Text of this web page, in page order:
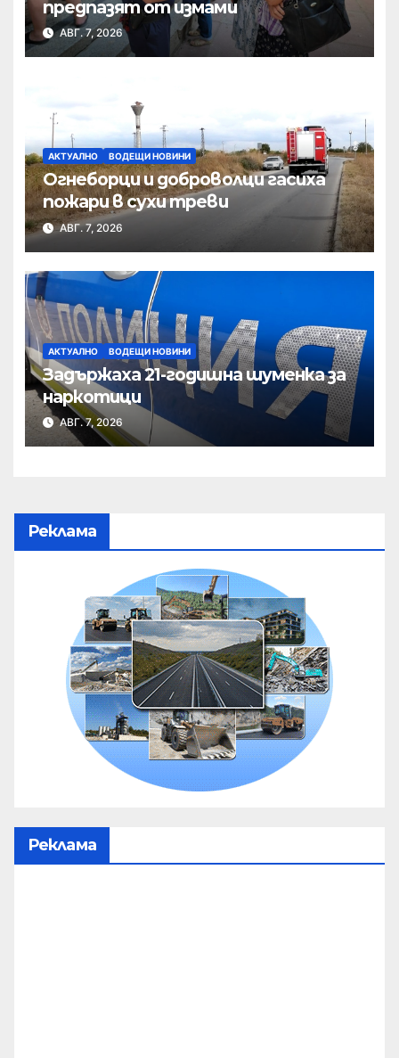
предпазят от измами
АВГ. 7, 2026
АКТУАЛНО ВОДЕЩИ НОВИНИ
Огнеборци и доброволци гасиха
пожари в сухи треви
АВГ. 7, 2026
АКТУАЛНО ВОДЕЩИ НОВИНИ
Задържаха 21-годишна шуменка за
наркотици
АВГ. 7, 2026
Реклама
Реклама